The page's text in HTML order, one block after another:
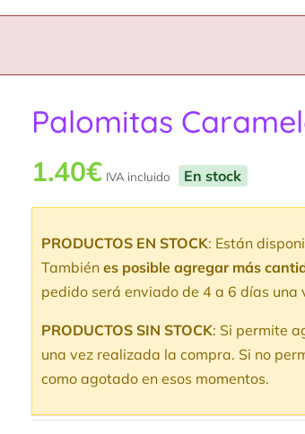
Palomitas
1.40€ IVA incluido En stock
PRODUCTOS EN STOCK: Están
También es posible agregar más
pedido será enviado de 4 a 6 días una
PRODUCTOS SIN STOCK: Si permite
una vez realizada la compra. Si no
como agotado en esos momentos.